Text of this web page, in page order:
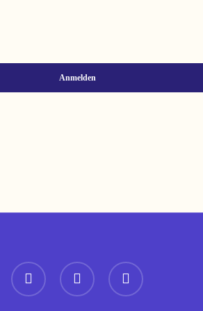
Anmelden
instagram spotify whatsapp